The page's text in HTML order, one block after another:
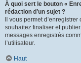
À quoi sert le bouton «
rédaction d’un sujet ?
Il vous permet
souhaitez finaliser et
messages enregistrés
l’utilisateur.
Haut